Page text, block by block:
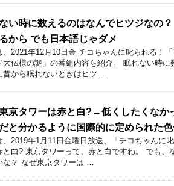
い時に数えるのはなんでヒツジなの
から でも日本語じゃダメ
、2021年12月10日金 チコちゃんに叱られる！
仏様の謎」の番組内容を紹介。 眠れない時に
昔から眠れないときはヒツ …
京タワーは赤と白?→低くしたくなか
と分かるように国際的に定められた
、2019年1月11日金曜日放送、「チコちゃんに
と白? 東京タワーって、赤と白ですね。 でも、
な？ なぜ東京タワーは …